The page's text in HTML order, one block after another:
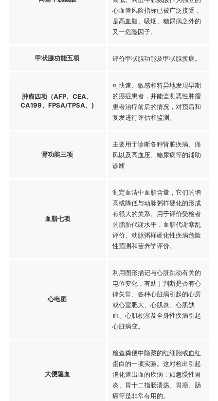
心血管风险指标已被广泛接受，
是高血脂、吸烟、糖尿病之外的
又一危险因子。
甲状腺功能五项 评价甲状腺功能及甲状腺疾病。
肿瘤四项（AFP、CEA、
CA199、FPSA/TPSA、)
可快速、敏感和特异地发现早期
的癌症患者，并能监测恶性肿瘤
患者治疗前后的情况，对预后和
复发进行评估和监测。
肾功能三项
主要用于诊断各种肾脏疾病、痛
风以及高血压、糖尿病等的辅助
诊断
血脂七项
测定血清中血脂含量，它们的增
高或降低与动脉粥样硬化的形成
有很大的关系。用于评价受检者
的脂肪代谢水平，血脂代谢紊乱
评价、动脉粥样硬化性疾病危险
性预测和营养学评价。
心电图
利用图形描记与心脏跳动有关的
电位变化，有助于判断是否有心
律失常、各种心脏病引起的心房
或心室肥大、心肌炎、心肌缺
血、心肌梗塞及全身性疾病引起
心脏病变。
大便隐血
检查粪便中隐藏的红细胞或血红
蛋白的一项实验。这对检出引起
消化道出血的疾病：如急慢性胃
炎、胃十二指肠溃疡、胃癌、肠
癌等是非常有用的。